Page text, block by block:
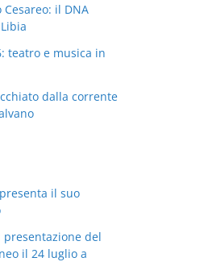
il DNA
teatro e musica in
dalla corrente
il suo
del
il 24 luglio a